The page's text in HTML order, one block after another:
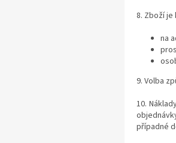
8. Zboží je
na
9. Volba
10.
případné